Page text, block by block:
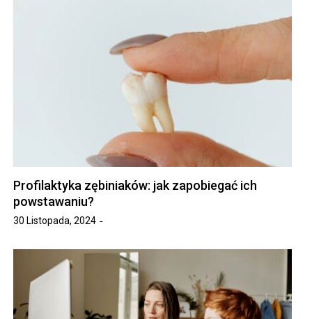
Profilaktyka zębiniaków: jak zapobiegać ich
powstawaniu?
30 Listopada, 2024